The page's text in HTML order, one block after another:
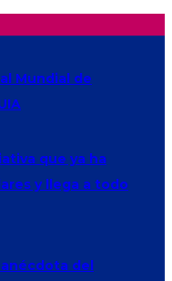
Mundial de
que ya ha
y llega a todo
anécdota del